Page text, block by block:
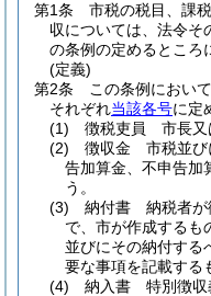
第1条
市税の税目、課
収については、法令そ
の条例の定めるところ
(定義)
第2条
この条例において
それぞれ当該各号に定
(1)
徴税吏員 市長又
(2)
徴収金 市税並び
告加算金、不申告加
う。
(3)
納付書 納税者が
で、市が作成するも
並びにその納付する
要な事項を記載する
(4)
納入書 特別徴収